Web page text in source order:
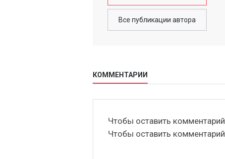
Все публикации автора
КОММЕНТАРИИ
Чтобы оставить комментарий
Чтобы оставить комментарий